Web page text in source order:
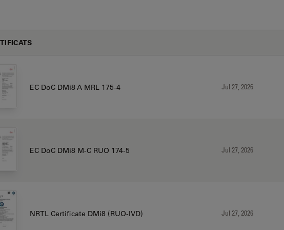
EC DoC DMi8 A MRL 175-4 Jul 27, 2026
EC DoC DMi8 M-C RUO 174-5 Jul 27, 2026
NRTL Certificate DMi8 (RUO-IVD) Jul 27, 2026